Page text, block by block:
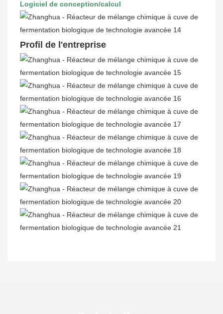
Logiciel de conception/calcul
Profil de l'entreprise